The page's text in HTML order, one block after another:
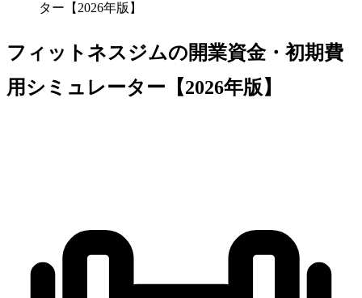
ター【2026年版】
フィットネスジムの開業資金・初期費
用シミュレーター【2026年版】